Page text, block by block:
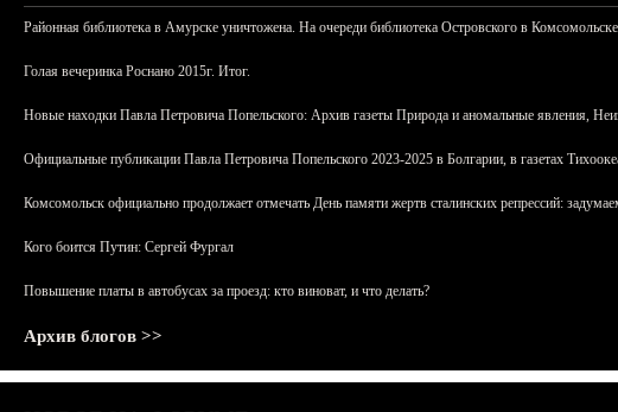
Районная библиотека в Амурске уничтожена. На очереди библиотека Островского в
Голая вечеринка Роснано 2015г. Итог.
Новые находки Павла Петровича Попельского: Архив газеты Природа и аномальные явления,
Официальные публикации Павла Петровича Попельского 2023-2025 в Болгарии, в газетах
Комсомольск официально продолжает отмечать День памяти жертв сталинских репрессий:
Кого боится Путин: Сергей Фургал
Повышение платы в автобусах за проезд: кто виноват, и что делать?
Архив блогов >>